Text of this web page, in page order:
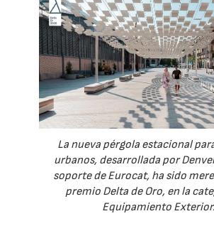
La nueva pérgola estacional
urbanos, desarrollada por
soporte de Eurocat, ha sido
premio Delta de Oro, en la
Equipamiento Exterior.